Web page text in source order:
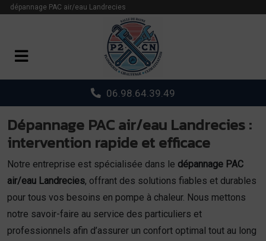
dépannage PAC air/eau Landrecies
06.98.64.39.49
Dépannage PAC air/eau Landrecies :
intervention rapide et efficace
Notre entreprise est spécialisée dans le dépannage PAC
air/eau Landrecies, offrant des solutions fiables et durables
pour tous vos besoins en pompe à chaleur. Nous mettons
notre savoir-faire au service des particuliers et
professionnels afin d’assurer un confort optimal tout au long
Panneau de gestion des cookies